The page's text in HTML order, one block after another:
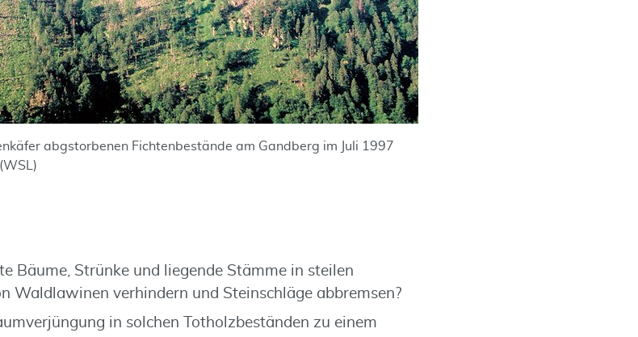
abgstorbenen Fichtenbestände am Gandberg im Juli 1997
Bäume, Strünke und liegende Stämme in steilen
Waldlawinen verhindern und Steinschläge abbremsen?
in solchen Totholzbeständen zu einem